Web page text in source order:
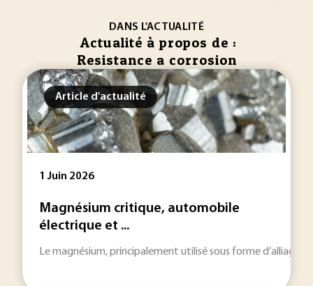
DANS L'ACTUALITÉ
Actualité à propos de :
Resistance a corrosion
Article d'actualité
1 Juin 2026
Magnésium critique, automobile
électrique et ...
Le magnésium, principalement utilisé sous forme d’alliage,